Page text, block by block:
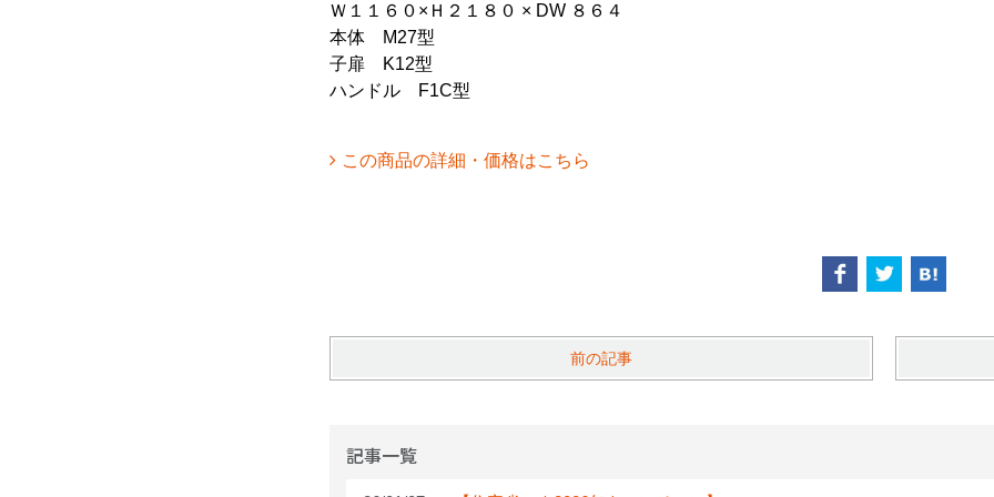
Ｗ１１６０×Ｈ２１８０ × DW ８６４
本体 M27型
子扉 K12型
ハンドル F1C型
この商品の詳細・価格はこちら
前の記事
記事一覧